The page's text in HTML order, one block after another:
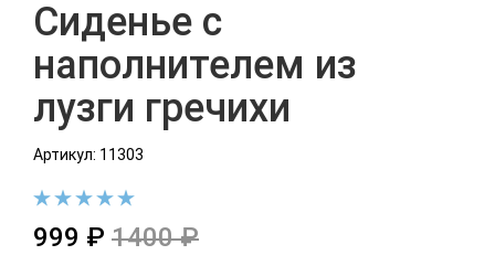
Сиденье с
наполнителем из
лузги гречихи
Артикул: 11303
999 ₽ 1400 ₽